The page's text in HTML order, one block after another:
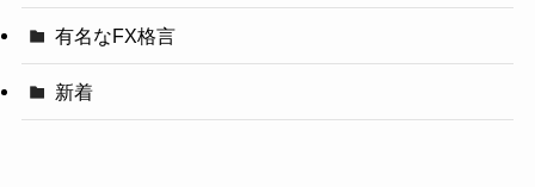
有名なFX格言
新着